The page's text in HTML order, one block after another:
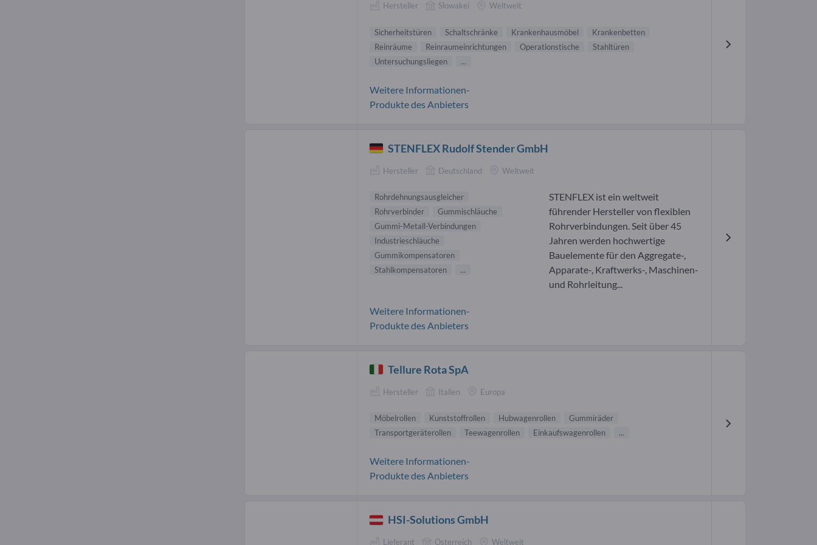
Hersteller Slowakei Weltweit
Sicherheitstüren Schaltschränke Krankenhausmöbel
Krankenbetten
Reinräume
Reinraumeinrichtungen Operationstische
Stahltüren
Untersuchungsliegen
...
Weitere Informationen-
Produkte des Anbieters
STENFLEX Rudolf Stender GmbH
Hersteller Deutschland Weltweit
Rohrdehnungsausgleicher
Rohrverbinder
Gummischläuche
Gummi-Metall-Verbindungen
Industrieschläuche
Gummikompensatoren
Stahlkompensatoren
...
STENFLEX ist ein weltweit
führender Hersteller von flexiblen
Rohrverbindungen. Seit über 45
Jahren werden hochwertige
Bauelemente für den Aggregate-,
Apparate-, Kraftwerks-, Maschinen-
und Rohrleitung...
Weitere Informationen-
Produkte des Anbieters
Tellure Rota SpA
Hersteller Italien Europa
Möbelrollen Kunststoffrollen Hubwagenrollen
Gummiräder
Transportgeräterollen
Teewagenrollen Einkaufswagenrollen ...
Weitere Informationen-
Produkte des Anbieters
HSI-Solutions GmbH
Lieferant Österreich Weltweit